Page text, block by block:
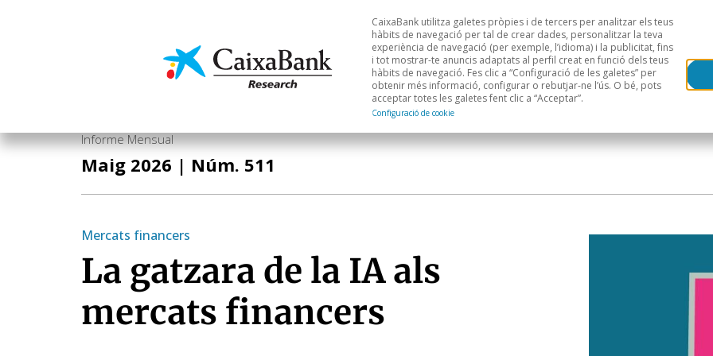
Economia i mercats Anàlisi sectorial Àrees geogràfiques
CaixaBank utilitza galetes pròpies i de tercers per analitzar els teus
hàbits de navegació per tal de crear dades, personalitzar la teva
experiència de navegació (per exemple, l’idioma) i la publicitat, fins
i tot mostrar-te anuncis adaptats al perfil creat en funció dels teus
hàbits de navegació. Fes clic a “Configuració de les galetes” per
obtenir més informació, configurar o rebutjar-ne l’ús. O bé, pots
acceptar totes les galetes fent clic a “Acceptar”.
Configuració de cookie
Informe Mensual
Maig 2026 | Núm. 511
Mercats financers
La gatzara de la IA als
mercats financers